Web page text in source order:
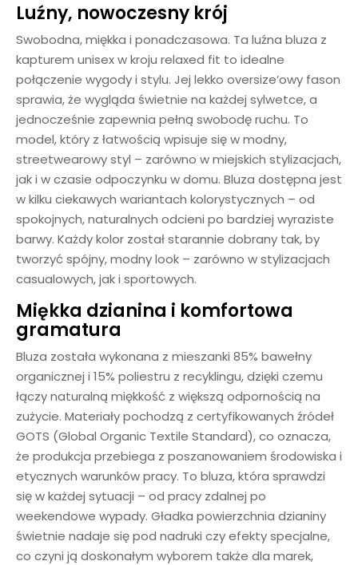
Luźny, nowoczesny krój
Swobodna, miękka i ponadczasowa. Ta luźna bluza z
kapturem unisex w kroju relaxed fit to idealne
połączenie wygody i stylu. Jej lekko oversize’owy fason
sprawia, że wygląda świetnie na każdej sylwetce, a
jednocześnie zapewnia pełną swobodę ruchu. To
model, który z łatwością wpisuje się w modny,
streetwearowy styl – zarówno w miejskich stylizacjach,
jak i w czasie odpoczynku w domu. Bluza dostępna jest
w kilku ciekawych wariantach kolorystycznych – od
spokojnych, naturalnych odcieni po bardziej wyraziste
barwy. Każdy kolor został starannie dobrany tak, by
tworzyć spójny, modny look – zarówno w stylizacjach
casualowych, jak i sportowych.
Miękka dzianina i komfortowa
gramatura
Bluza została wykonana z mieszanki 85% bawełny
organicznej i 15% poliestru z recyklingu, dzięki czemu
łączy naturalną miękkość z większą odpornością na
zużycie. Materiały pochodzą z certyfikowanych źródeł
GOTS (Global Organic Textile Standard), co oznacza,
że produkcja przebiega z poszanowaniem środowiska i
etycznych warunków pracy. To bluza, która sprawdzi
się w każdej sytuacji – od pracy zdalnej po
weekendowe wypady. Gładka powierzchnia dzianiny
świetnie nadaje się pod nadruki czy efekty specjalne,
co czyni ją doskonałym wyborem także dla marek,